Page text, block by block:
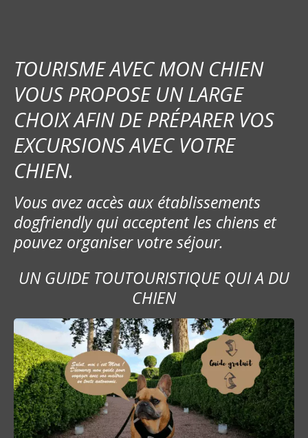
TOURISME AVEC MON CHIEN
VOUS PROPOSE UN LARGE
CHOIX AFIN DE PRÉPARER VOS
EXCURSIONS AVEC VOTRE
CHIEN.
Vous avez accès aux établissements
dogfriendly qui acceptent les chiens et
pouvez organiser votre séjour.
UN GUIDE TOUTOURISTIQUE QUI A DU
CHIEN